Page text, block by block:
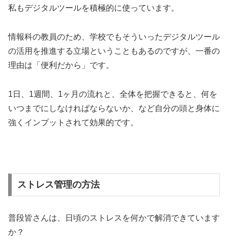
私もデジタルツールを積極的に使っています。
情報科の教員のため、学校でもそういったデジタルツール
の活用を推進する立場ということもあるのですが、一番の
理由は「便利だから」です。
1日、1週間、1ヶ月の流れと、全体を把握できると、何を
いつまでにしなければならないか、など自分の頭と身体に
強くインプットされて効果的です。
ストレス管理の方法
普段皆さんは、日頃のストレスを何かで解消できています
か？